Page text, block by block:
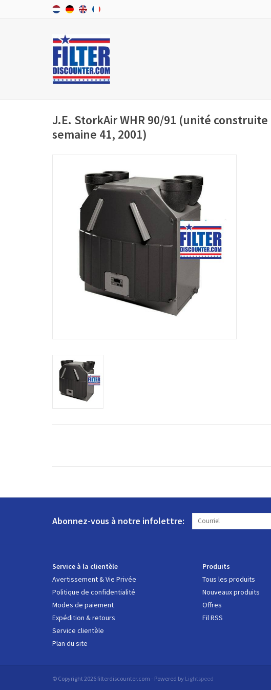
J.E. StorkAir WHR 90/91 (unité
semaine 41, 2001)
Abonnez-vous à notre infolettre:
Service à la clientèle
Avertissement & Vie Privée
Politique de confidentialité
Modes de paiement
Expédition & retours
Service clientèle
Plan du site
Produits
Tous les produits
Nouveaux produits
Offres
Fil RSS
© Copyright 2026 filterdiscounter.com - Powered by Lightspeed